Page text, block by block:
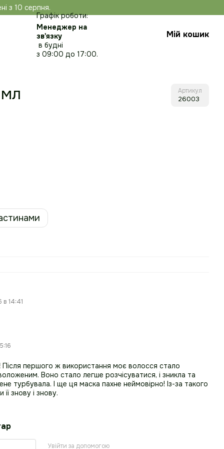
з 10 серпня.
Графік роботи:
Менеджер на
зв'язку
в будні
з 09:00 до 17:00.
Мій кошик
Артикул
26003
Разом
14:41
першого ж використання моє волосся стало
Воно стало легше розчісуватися, і зникла та
турбувала. І ще ця маска пахне неймовірно! Із-за такого
знову і знову.
Увійти за допомогою